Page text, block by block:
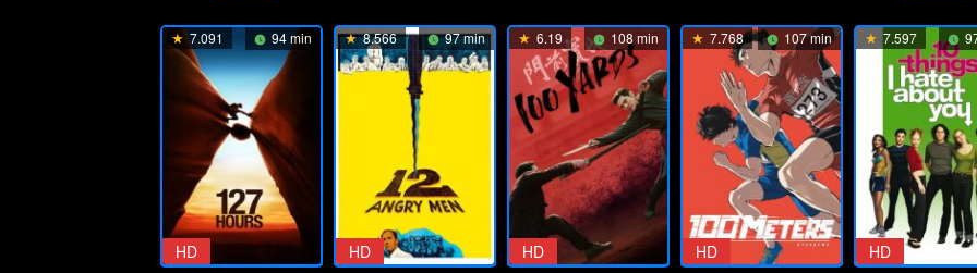
7.091 94 min
HD
8.566 97 min
HD
6.19 108 min
HD
7.768 107 min
HD
7.597
HD